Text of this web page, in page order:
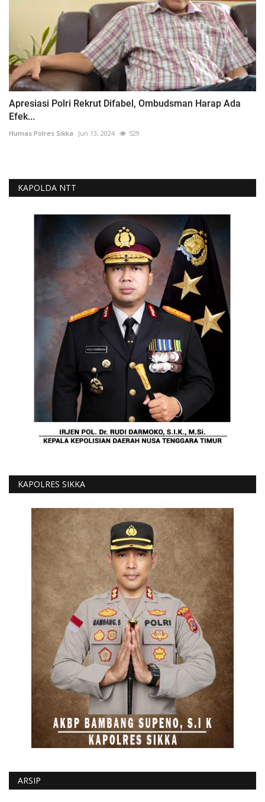
Apresiasi Polri Rekrut Difabel, Ombudsman Harap Ada
Efek...
Humas Polres Sikka Jun 13, 2024 529
KAPOLDA NTT
KAPOLRES SIKKA
ARSIP